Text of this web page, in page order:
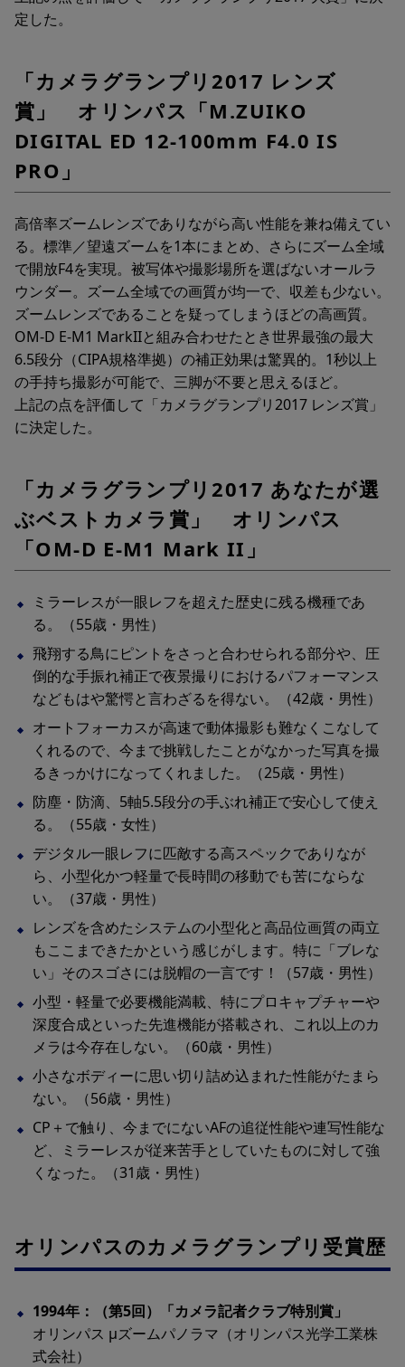
定した。
「カメラグランプリ2017 レンズ
賞」 オリンパス「M.ZUIKO
DIGITAL ED 12-100mm F4.0 IS
PRO」
高倍率ズームレンズでありながら高い性能を兼ね備えてい
る。標準／望遠ズームを1本にまとめ、さらにズーム全域
で開放F4を実現。被写体や撮影場所を選ばないオールラ
ウンダー。ズーム全域での画質が均一で、収差も少ない。
ズームレンズであることを疑ってしまうほどの高画質。
OM-D E-M1 MarkIIと組み合わせたとき世界最強の最大
6.5段分（CIPA規格準拠）の補正効果は驚異的。1秒以上
の手持ち撮影が可能で、三脚が不要と思えるほど。
上記の点を評価して「カメラグランプリ2017 レンズ賞」
に決定した。
「カメラグランプリ2017 あなたが選
ぶベストカメラ賞」 オリンパス
「OM-D E-M1 Mark II」
ミラーレスが一眼レフを超えた歴史に残る機種であ
る。（55歳・男性）
飛翔する鳥にピントをさっと合わせられる部分や、圧
倒的な手振れ補正で夜景撮りにおけるパフォーマンス
などもはや驚愕と言わざるを得ない。（42歳・男性）
オートフォーカスが高速で動体撮影も難なくこなして
くれるので、今まで挑戦したことがなかった写真を撮
るきっかけになってくれました。（25歳・男性）
防塵・防滴、5軸5.5段分の手ぶれ補正で安心して使え
る。（55歳・女性）
デジタル一眼レフに匹敵する高スペックでありなが
ら、小型化かつ軽量で長時間の移動でも苦にならな
い。（37歳・男性）
レンズを含めたシステムの小型化と高品位画質の両立
もここまできたかという感じがします。特に「ブレな
い」そのスゴさには脱帽の一言です！（57歳・男性）
小型・軽量で必要機能満載、特にプロキャプチャーや
深度合成といった先進機能が搭載され、これ以上のカ
メラは今存在しない。（60歳・男性）
小さなボディーに思い切り詰め込まれた性能がたまら
ない。（56歳・男性）
CP＋で触り、今までにないAFの追従性能や連写性能な
ど、ミラーレスが従来苦手としていたものに対して強
くなった。（31歳・男性）
オリンパスのカメラグランプリ受賞歴
1994年：（第5回）「カメラ記者クラブ特別賞」
オリンパス μズームパノラマ（オリンパス光学工業株
式会社）